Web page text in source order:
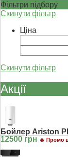
Фільтри підбору
Скинути фільтр
Ціна
Скинути фільтр
Акції
Бойлер Ariston
12500 грн 🔥 Промо